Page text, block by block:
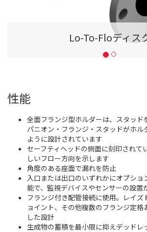
Lo-To-Floディス
性能
全面フランジ型ホルダーは、スタッド
パニオン・フランジ・スタッドがホル
ように設計されています
セーフティヘッドの側面に刻印されて
しいフロー方向を示します
角度のある座面で漏れを防止
入口または出口のいずれかにオプショ
能で、監視デバイスやセンサーの設置
フランジ付き配管接続に使用。レイズ
ョイント、その他複数のフランジ定
した設計
生成物の蓄積を最小限に抑えデッドレ